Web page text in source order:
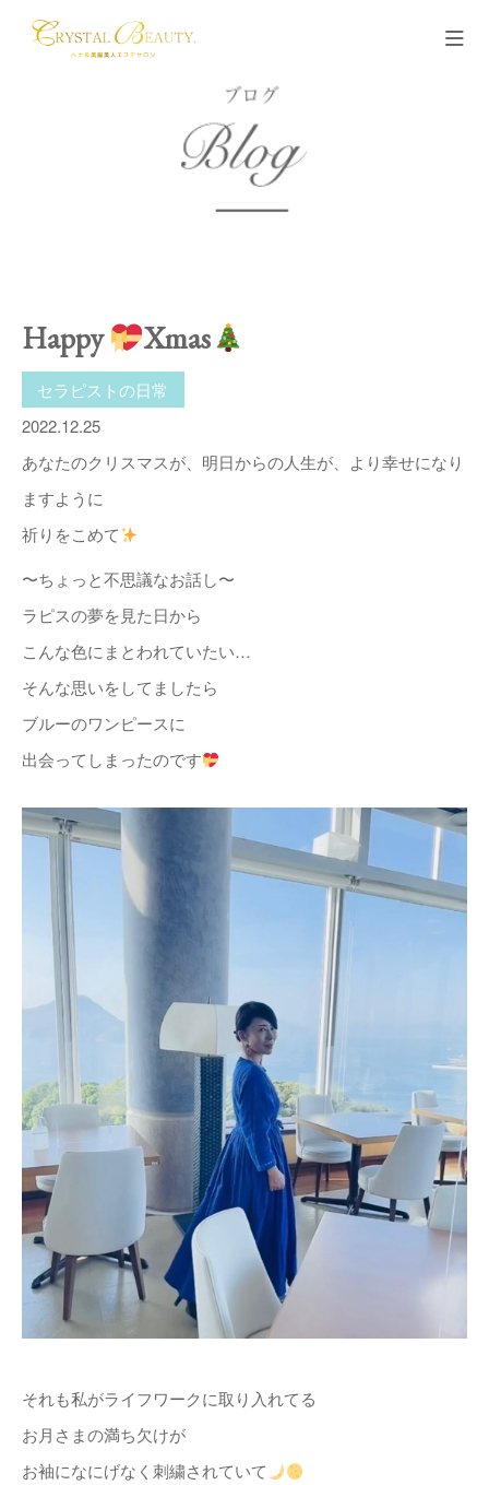
Happy Xmas
セラピストの日常
2022.12.25
あなたのクリスマスが、明日からの人生が、より幸せになり
ますように
祈りをこめて
〜ちょっと不思議なお話し〜
ラピスの夢を見た日から
こんな色にまとわれていたい…
そんな思いをしてましたら
ブルーのワンピースに
出会ってしまったのです
それも私がライフワークに取り入れてる
お月さまの満ち欠けが
お袖になにげなく刺繍されていて